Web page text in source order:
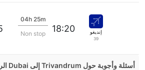
إنديغو
39
18:20
04h 25m
Non stop
أسئلة وأجوبة حول Trivandrum إلى Dubai الرحلات الجوية